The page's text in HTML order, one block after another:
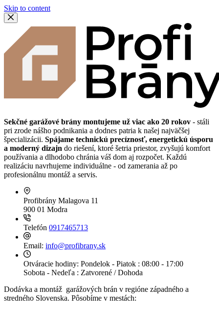
Skip to content
Sekčné garážové brány montujeme už viac ako 20 rokov - stáli
pri zrode nášho podnikania a dodnes patria k našej najväčšej
špecializácii. Spájame technickú precíznosť, energetickú úsporu
a moderný dizajn do riešení, ktoré šetria priestor, zvyšujú komfort
používania a dlhodobo chránia váš dom aj rozpočet. Každú
realizáciu navrhujeme individuálne - od zamerania až po
profesionálnu montáž a servis.
Profibrány Malagova 11
900 01 Modra
Telefón 0917465713
Email: info@profibrany.sk
Otváracie hodiny: Pondelok - Piatok : 08:00 - 17:00
Sobota - Nedeľa : Zatvorené / Dohoda
Dodávka a montáž garážových brán v regióne západného a
stredného Slovenska. Pôsobíme v mestách: